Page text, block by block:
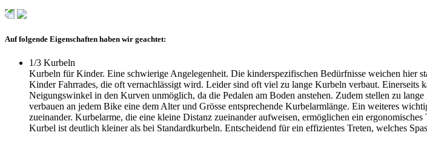
Auf folgende Eigenschaften haben wir geachtet:
1/3 Kurbeln
Kurbeln für Kinder. Eine schwierige Angelegenheit. Die kinderspezifischen Bedürfnisse weichen hier
Kinder Fahrrades, die oft vernachlässigt wird. Leider sind oft viel zu lange Kurbeln verbaut. Einerseits
Neigungswinkel in den Kurven unmöglich, da die Pedalen am Boden anstehen. Zudem stellen zu
verbauen an jedem Bike eine dem Alter und Grösse entsprechende Kurbelarmlänge. Ein weiteres
zueinander. Kurbelarme, die eine kleine Distanz zueinander aufweisen, ermöglichen ein
Kurbel ist deutlich kleiner als bei Standardkurbeln. Entscheidend für ein effizientes Treten, welches